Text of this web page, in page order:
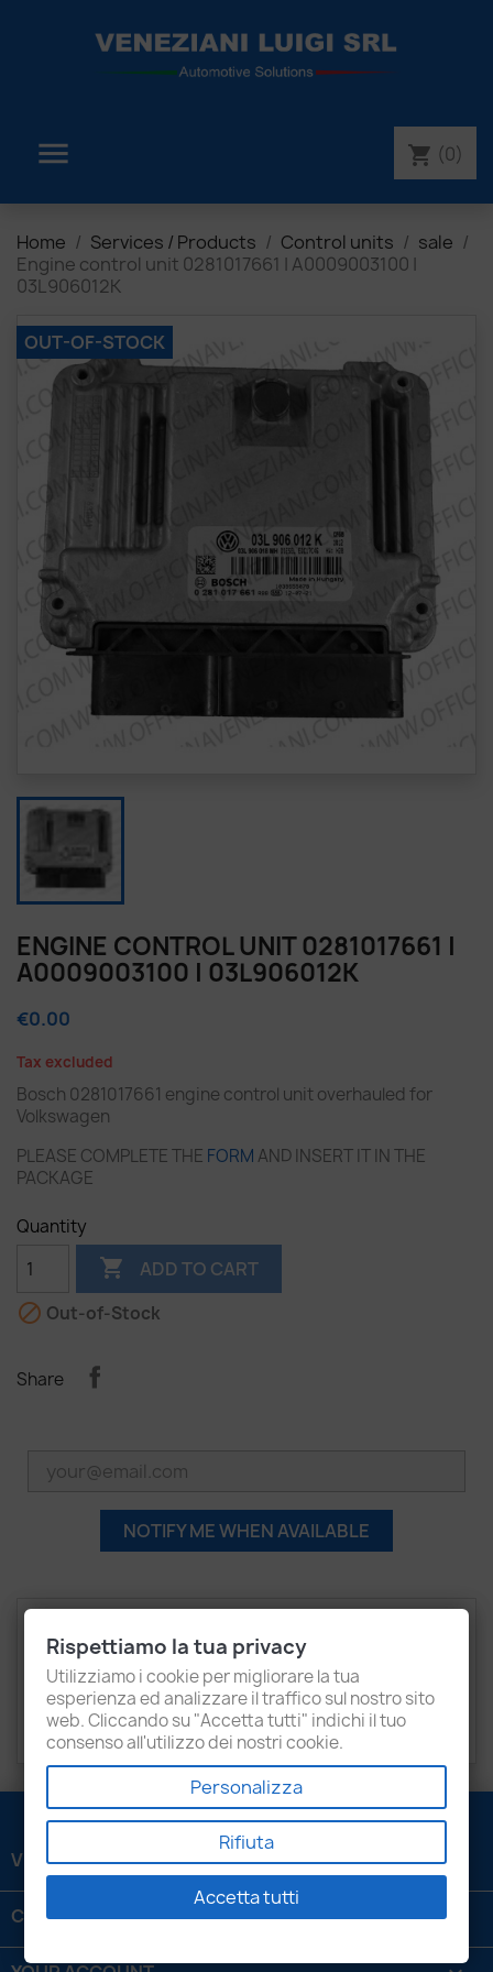
 shopping_cart (0)
Home Services / Products Control units
sale
Engine control unit 0281017661 | A0009003100 |
03L906012K
OUT-OF-STOCK
ENGINE CONTROL UNIT 0281017661 |
A0009003100 | 03L906012K
€0.00
Tax excluded
Bosch 0281017661 engine control unit overhauled for
Volkswagen
PLEASE COMPLETE THE FORM AND INSERT IT IN THE
PACKAGE
Quantity
 ADD TO CART
 Out-of-Stock
Share
NOTIFY ME WHEN AVAILABLE
Recensioni
VOLKSWAGENCrafter 30, 35, 50
VENEZIANI LUIGI SRL 
CONTATTACI 
Rispettiamo la tua privacy
Utilizziamo i cookie per migliorare la tua
esperienza ed analizzare il traffico sul nostro sito
web. Cliccando su "Accetta tutti" indichi il tuo
consenso all'utilizzo dei nostri cookie.
Personalizza
Rifiuta
Accetta tutti